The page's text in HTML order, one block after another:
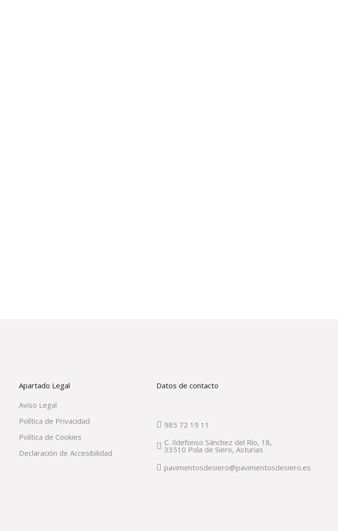
Apartado Legal
Aviso Legal
Política de Privacidad
Política de Cookies
Declaración de Accesibilidad
Datos de contacto
985 72 19 11
C. Ildefonso Sánchez del Río, 18,
33510 Pola de Siero, Asturias
pavimentosdesiero@pavimentosdesiero.es